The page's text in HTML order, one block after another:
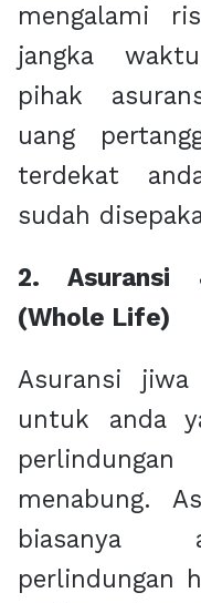
mengalami
jangka
pihak
uang
terdekat
sudah
2. Asuransi
(Whole Life)
Asuransi
untuk anda
menabung.
biasanya
perlindungan